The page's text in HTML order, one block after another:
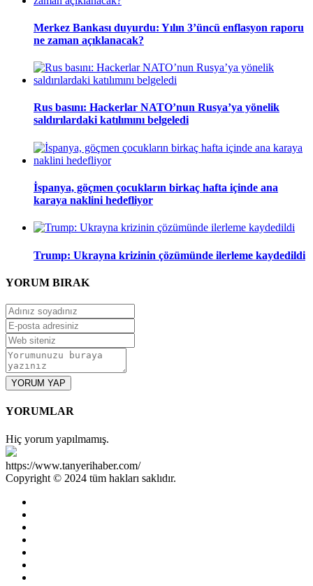
Merkez Bankası duyurdu: Yılın 3’üncü enflasyon raporu
ne zaman açıklanacak?
Rus basını: Hackerlar NATO’nun Rusya’ya yönelik
saldırılardaki katılımını belgeledi
İspanya, göçmen çocukların birkaç hafta içinde ana
karaya naklini hedefliyor
Trump: Ukrayna krizinin çözümünde ilerleme kaydedildi
YORUM BIRAK
YORUM YAP
YORUMLAR
Hiç yorum yapılmamış.
https://www.tanyerihaber.com/
Copyright © 2024 tüm hakları saklıdır.